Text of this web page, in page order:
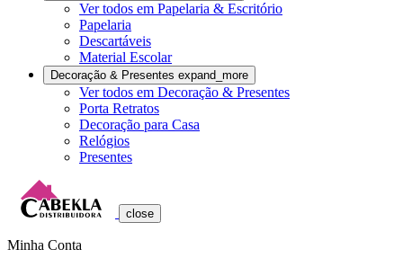
Ver todos em Papelaria & Escritório
Papelaria
Descartáveis
Material Escolar
Decoração & Presentes expand_more
Ver todos em Decoração & Presentes
Porta Retratos
Decoração para Casa
Relógios
Presentes
close
Minha Conta